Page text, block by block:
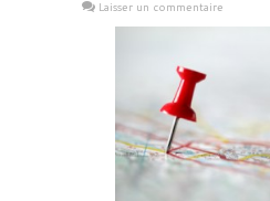
Laisser un commentaire